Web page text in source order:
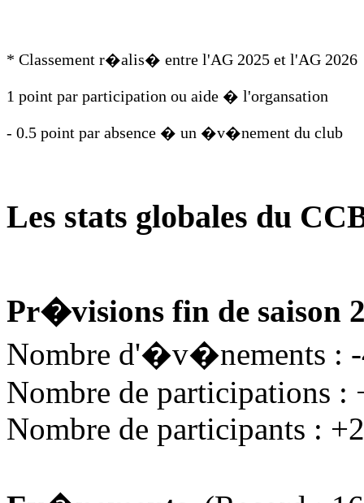
* Classement r�alis� entre l'AG 2025 et l'AG 2026
1 point par participation ou aide � l'organsation
- 0.5 point par absence � un �v�nement du club
Les stats globales du
Pr�visions fin de saison
Nombre d'�v�nements :
Nombre de participations :
Nombre de participants :